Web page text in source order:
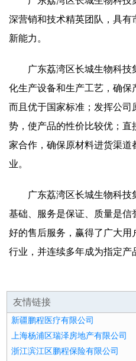
深营销和技术精英团队，具有
新能力。
广东荔湾区长城生物科
化生产设备和生产工艺，确保
而且优于国家标准；发挥公
势，使产品的性价比较优；
家合作，确保原材料进货渠
业。
广东荔湾区长城生物科
基础、服务是保证、质量是信
好的售后服务，赢得了广大
行业，并连续多年成为指定产
友情链接
新疆鹏程医疗有限公司
上海杨浦区瑞泽房地产有限公司
浙江滨江区鹏程保险有限公司